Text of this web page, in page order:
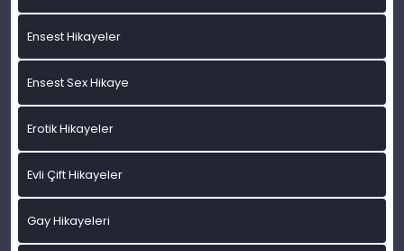
Ensest Hikayeler
Ensest Sex Hikaye
Erotik Hikayeler
Evli Çift Hikayeler
Gay Hikayeleri